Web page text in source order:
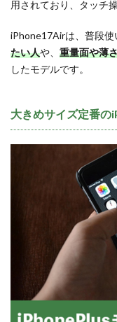
用されており、タッチ
iPhone17Airは、普段
たい人や、 重量面や薄
したモデルです。
大きめサイズ定番の